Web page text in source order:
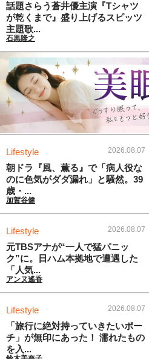
話題さらう蒼井優主演『Tシャツ
が乾くまで』盛り上げるスピッツ
主題歌...
石黒隆之
Lifestyle 2026.08.07
朝ドラ『風、薫る』で「病人役な
のに色気がダダ漏れ」と騒然。39
歳・...
加賀谷健
Lifestyle 2026.08.07
元TBSアナが“一人で猛パニッ
ク”に。日ハム本拠地で遭遇した
「人気...
アンヌ遙香
Lifestyle 2026.08.07
「旅行に絶対持っていきたいポー
チ」が無印にあった！ 濡れたもの
を入...